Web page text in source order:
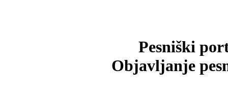
Pesniški
Objavljanje